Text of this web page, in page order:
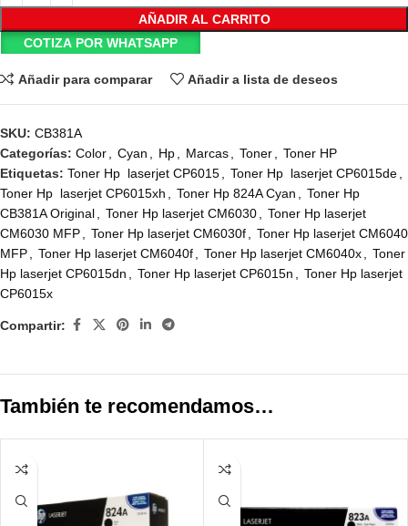
AÑADIR AL CARRITO
COTIZA POR WHATSAPP
Añadir para comparar Añadir a lista de deseos
SKU: CB381A
Categorías: Color, Cyan , Hp, Marcas, Toner, Toner HP
Etiquetas: Toner Hp laserjet CP6015, Toner Hp laserjet CP6015de,
Toner Hp laserjet CP6015xh , Toner Hp 824A Cyan , Toner Hp
CB381A Original, Toner Hp laserjet CM6030, Toner Hp laserjet
CM6030 MFP, Toner Hp laserjet CM6030f, Toner Hp laserjet CM6040
MFP, Toner Hp laserjet CM6040f, Toner Hp laserjet CM6040x, Toner
Hp laserjet CP6015dn , Toner Hp laserjet CP6015n , Toner Hp laserjet
CP6015x
Compartir:
También te recomendamos…